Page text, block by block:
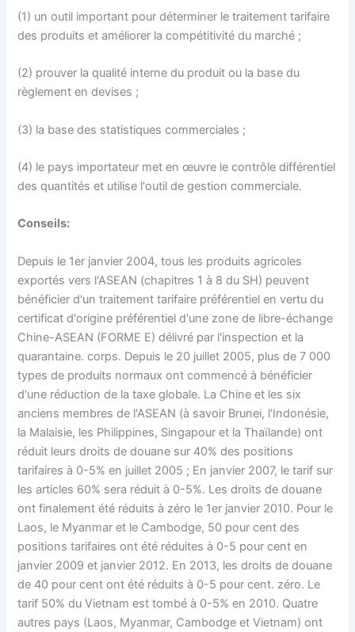
(1) un outil important pour déterminer le traitement tarifaire
des produits et améliorer la compétitivité du marché ;
(2) prouver la qualité interne du produit ou la base du
règlement en devises ;
(3) la base des statistiques commerciales ;
(4) le pays importateur met en œuvre le contrôle différentiel
des quantités et utilise l'outil de gestion commerciale.
Conseils:
Depuis le 1er janvier 2004, tous les produits agricoles
exportés vers l'ASEAN (chapitres 1 à 8 du SH) peuvent
bénéficier d'un traitement tarifaire préférentiel en vertu du
certificat d'origine préférentiel d'une zone de libre-échange
Chine-ASEAN (FORME E) délivré par l'inspection et la
quarantaine. corps. Depuis le 20 juillet 2005, plus de 7 000
types de produits normaux ont commencé à bénéficier
d'une réduction de la taxe globale. La Chine et les six
anciens membres de l'ASEAN (à savoir Brunei, l'Indonésie,
la Malaisie, les Philippines, Singapour et la Thaïlande) ont
réduit leurs droits de douane sur 40% des positions
tarifaires à 0-5% en juillet 2005 ; En janvier 2007, le tarif sur
les articles 60% sera réduit à 0-5%. Les droits de douane
ont finalement été réduits à zéro le 1er janvier 2010. Pour le
Laos, le Myanmar et le Cambodge, 50 pour cent des
positions tarifaires ont été réduites à 0-5 pour cent en
janvier 2009 et janvier 2012. En 2013, les droits de douane
de 40 pour cent ont été réduits à 0-5 pour cent. zéro. Le
tarif 50% du Vietnam est tombé à 0-5% en 2010. Quatre
autres pays (Laos, Myanmar, Cambodge et Vietnam) ont